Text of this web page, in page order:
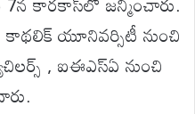
యూనివర్సిటీ నుంచి
, ఐఈఎస్ఏ నుంచి